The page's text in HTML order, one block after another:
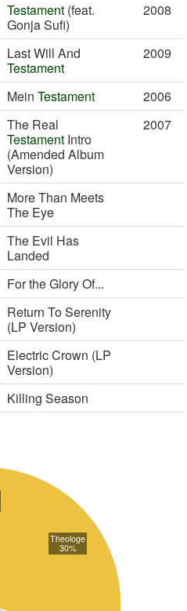
Testament (feat.
Gonja Sufi)
2008
Last Will And
Testament
2009
Mein Testament
2006
The Real
Testament Intro
(Amended Album
Version)
2007
More Than Meets
The Eye
The Evil Has
Landed
For the Glory Of...
Return To Serenity
(LP Version)
Electric Crown (LP
Version)
Killing Season
Theologe
30%